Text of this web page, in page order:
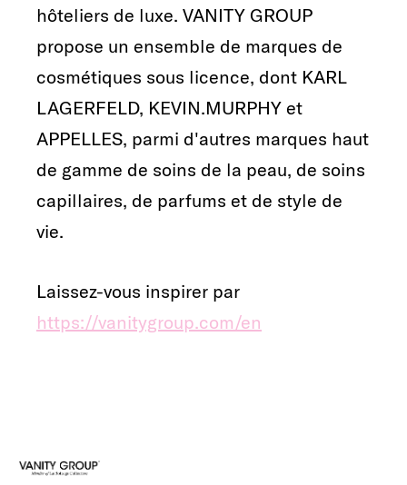
hôteliers de luxe. VANITY GROUP
propose un ensemble de marques de
cosmétiques sous licence, dont KARL
LAGERFELD, KEVIN.MURPHY et
APPELLES, parmi d'autres marques haut
de gamme de soins de la peau, de soins
capillaires, de parfums et de style de
vie.
Laissez-vous inspirer par
https://vanitygroup.com/en